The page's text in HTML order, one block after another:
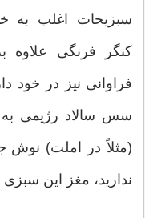
سبزیجات اغلب به
کنگر فرنگی علاوه
فراوانی نیز در خود
سس سالاد رژیمی به
(مثلاً در املت) نوش
ندارید، مغز این